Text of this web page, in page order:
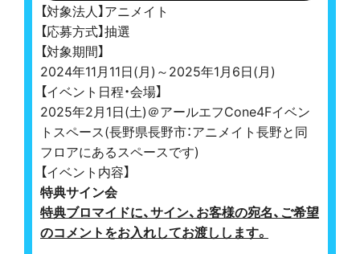
【対象法人】アニメイト
【応募方式】抽選
【対象期間】
2024年11月11日(月)～2025年1月6日(月)
【イベント日程・会場】
2025年2月1日(土)＠アールエフCone4Fイベン
トスペース(長野県長野市：アニメイト長野と同
フロアにあるスペースです)
【イベント内容】
特典サイン会
特典ブロマイドに、サイン、お客様の宛名、ご希望
のコメントをお入れしてお渡しします。